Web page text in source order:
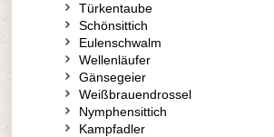
Türkentaube
Schönsittich
Eulenschwalm
Wellenläufer
Gänsegeier
Weißbrauendrossel
Nymphensittich
Kampfadler